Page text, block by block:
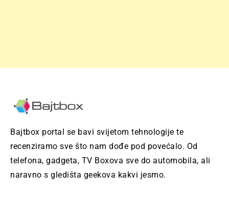
Bajtbox portal se bavi svijetom tehnologije te
recenziramo sve što nam dođe pod povećalo. Od
telefona, gadgeta, TV Boxova sve do automobila, ali
naravno s gledišta geekova kakvi jesmo.